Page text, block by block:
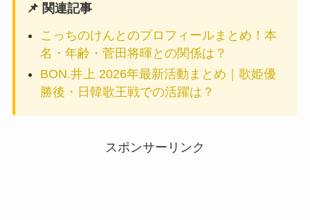
📌 関連記事
こっちのけんとのプロフィールまとめ！本
名・年齢・菅田将暉との関係は？
BON.井上 2026年最新活動まとめ｜歌姫優
勝後・日韓歌王戦での活躍は？
スポンサーリンク